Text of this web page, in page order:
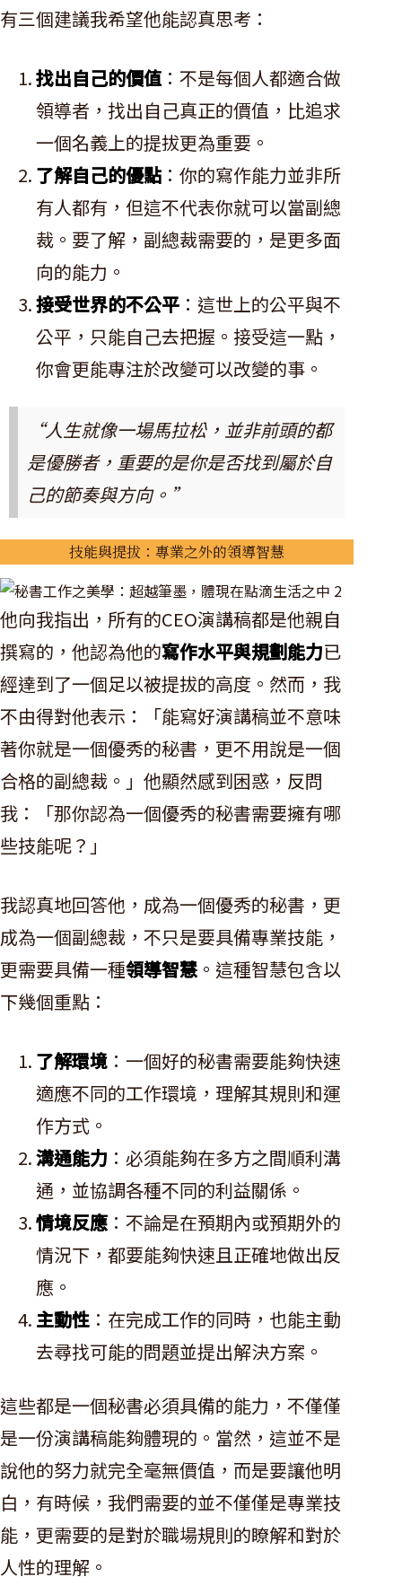
有三個建議我希望他能認真思考：
找出自己的價值 ：不是每個人都適合做
領導者，找出自己真正的價值，比追求
一個名義上的提拔更為重要。
了解自己的優點 ：你的寫作能力並非所
有人都有，但這不代表你就可以當副總
裁。要了解，副總裁需要的，是更多面
向的能力。
接受世界的不公平 ：這世上的公平與不
公平，只能自己去把握。接受這一點，
你會更能專注於改變可以改變的事。
“人生就像一場馬拉松，並非前頭的都
是優勝者，重要的是你是否找到屬於自
己的節奏與方向。”
技能與提拔：專業之外的領導智慧
他向我指出，所有的CEO演講稿都是他親自
撰寫的，他認為他的寫作水平與規劃能力已
經達到了一個足以被提拔的高度。然而，我
不由得對他表示：「能寫好演講稿並不意味
著你就是一個優秀的秘書，更不用說是一個
合格的副總裁。」他顯然感到困惑，反問
我：「那你認為一個優秀的秘書需要擁有哪
些技能呢？」
我認真地回答他，成為一個優秀的秘書，更
成為一個副總裁，不只是要具備專業技能，
更需要具備一種領導智慧 。這種智慧包含以
下幾個重點：
了解環境 ：一個好的秘書需要能夠快速
適應不同的工作環境，理解其規則和運
作方式。
溝通能力 ：必須能夠在多方之間順利溝
通，並協調各種不同的利益關係。
情境反應 ：不論是在預期內或預期外的
情況下，都要能夠快速且正確地做出反
應。
主動性 ：在完成工作的同時，也能主動
去尋找可能的問題並提出解決方案。
這些都是一個秘書必須具備的能力，不僅僅
是一份演講稿能夠體現的。當然，這並不是
說他的努力就完全毫無價值，而是要讓他明
白，有時候，我們需要的並不僅僅是專業技
能，更需要的是對於職場規則的瞭解和對於
人性的理解。